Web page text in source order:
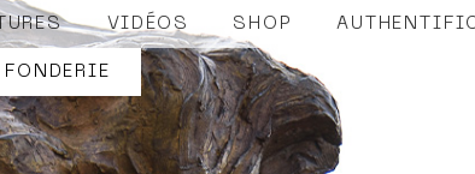
FONDERIE
VIDÉOS SHOP